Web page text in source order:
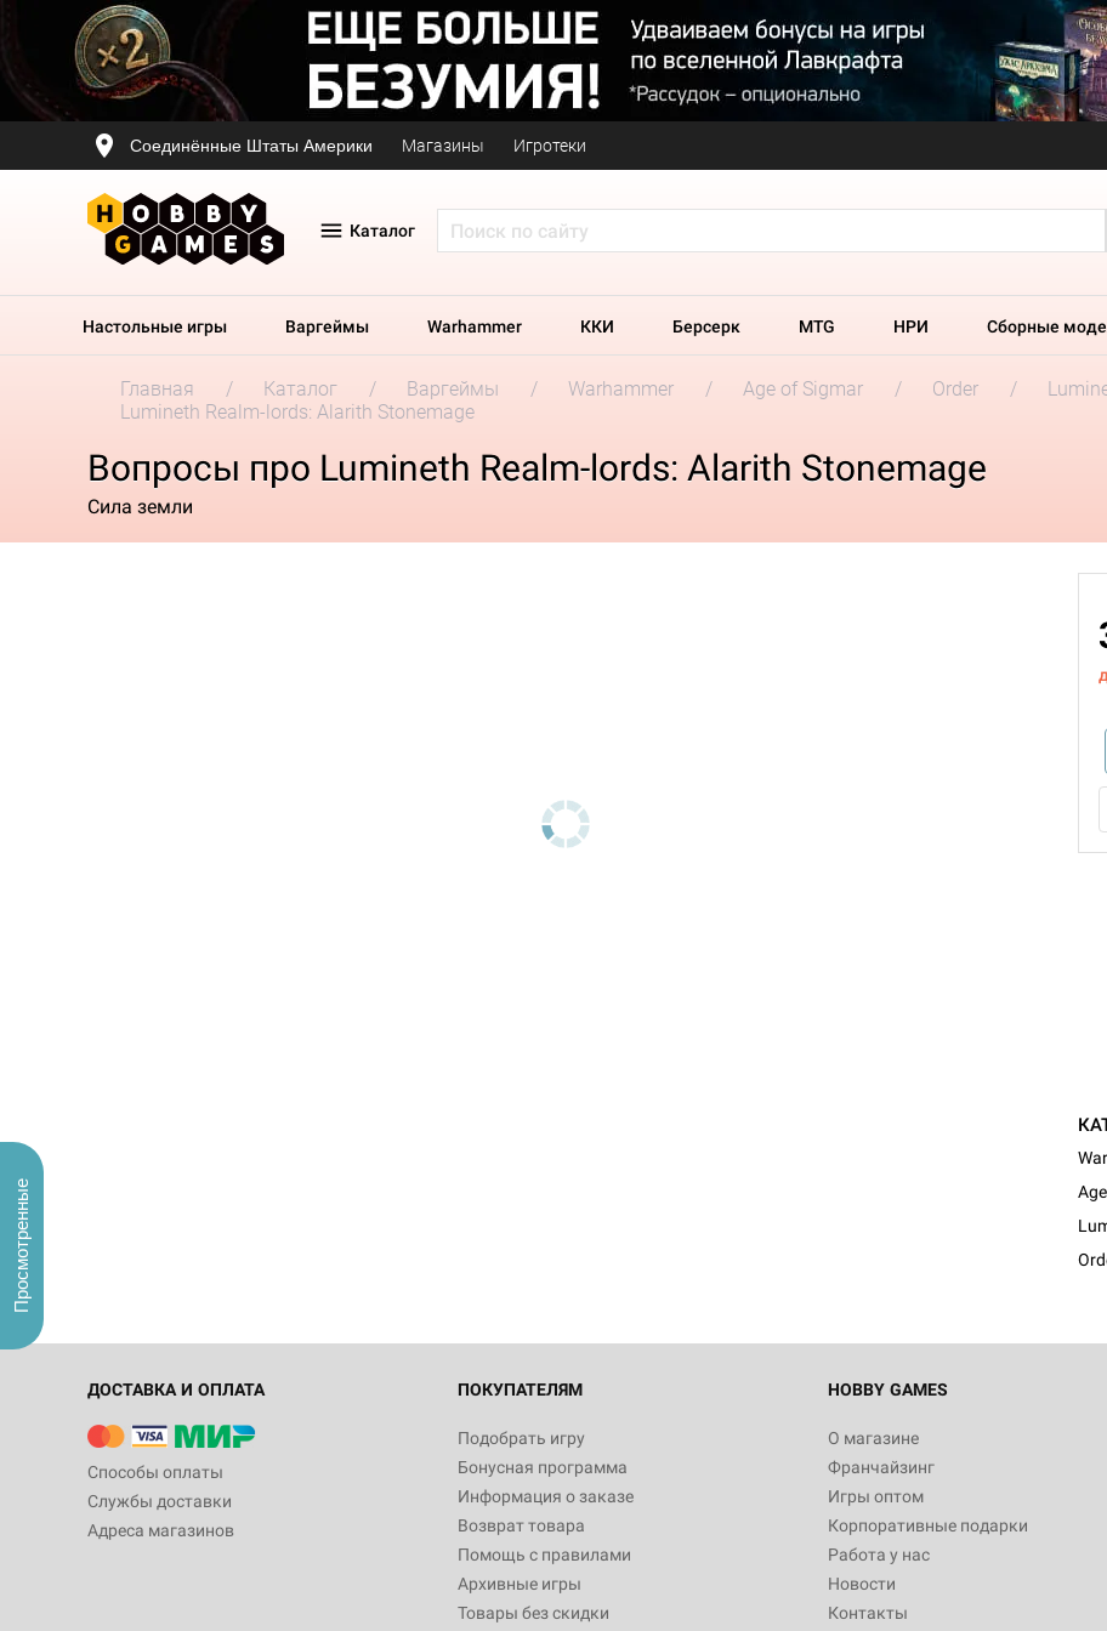
Соединённые Штаты Америки Магазины Игротеки
Каталог
Настольные игры Варгеймы Warhammer ККИ Берсерк MTG НРИ Сборные
Главная Каталог Варгеймы Warhammer Age of Sigmar Order
Lumineth Realm-lords: Alarith Stonemage
Вопросы про Lumineth Realm-lords: Alarith Stonemage
Сила земли
ДОСТАВКА И ОПЛАТА
Способы оплаты
Службы доставки
Адреса магазинов
ПОКУПАТЕЛЯМ
Подобрать игру
Бонусная программа
Информация о заказе
Возврат товара
Помощь с правилами
Архивные игры
Товары без скидки
HOBBY GAMES
О магазине
Франчайзинг
Игры оптом
Корпоративные подарки
Работа у нас
Новости
Контакты
Просмотренные
Настольная игра Hobby World
Белая смерть
12 990
Настольная игра Hobby World
3 490